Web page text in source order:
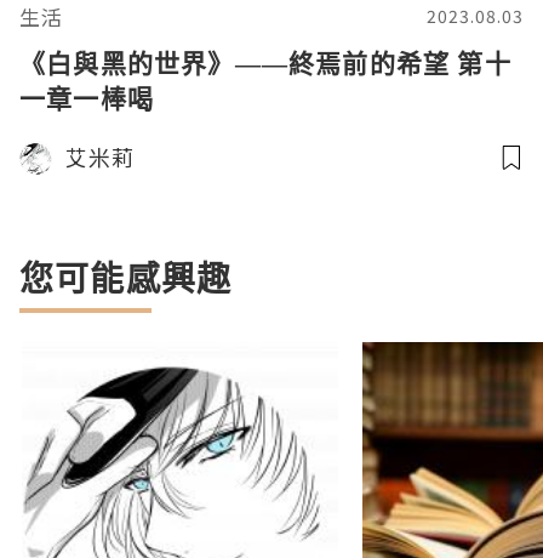
生活 2023.08.03
《白與黑的世界》——終焉前的希望 第十
一章一棒喝
艾米莉
您可能感興趣